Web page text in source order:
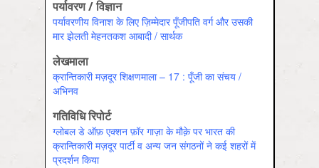
पर्यावरण / विज्ञान
पर्यावरणीय विनाश के लिए ज़िम्मेदार पूँजीपति वर्ग और उसकी
मार झेलती मेहनतकश आबादी / सार्थक
लेखमाला
क्रान्तिकारी मज़दूर शिक्षणमाला – 17 : पूँजी का संचय /
अभिनव
गतिविधि रिपोर्ट
ग्लोबल डे ऑफ़ एक्शन फ़ॉर गाज़ा के मौक़े पर भारत की
क्रान्तिकारी मज़दूर पार्टी व अन्य जन संगठनों ने कई शहरों में
प्रदर्शन किया